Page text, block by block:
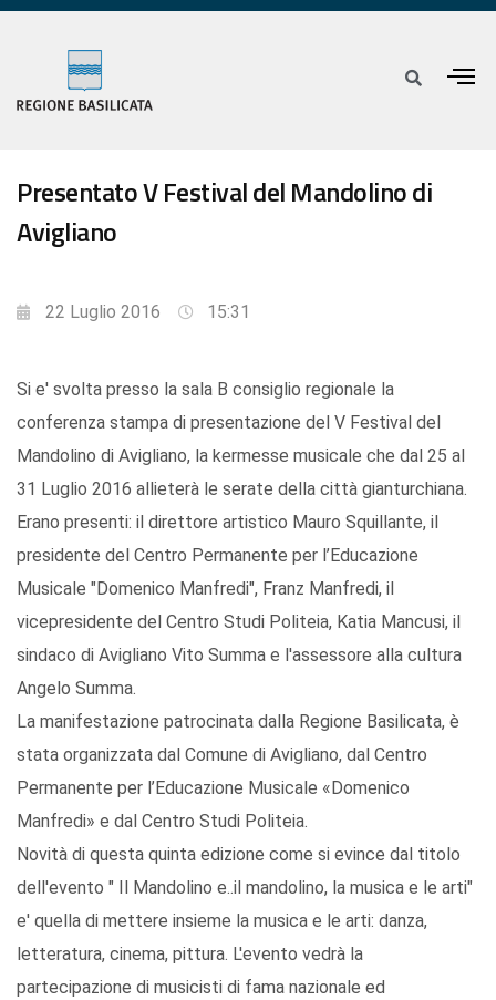
Presentato V Festival del Mandolino di
Avigliano
22 Luglio 2016 15:31
Si e' svolta presso la sala B consiglio regionale la
conferenza stampa di presentazione del V Festival del
Mandolino di Avigliano, la kermesse musicale che dal 25 al
31 Luglio 2016 allieterà le serate della città gianturchiana.
Erano presenti: il direttore artistico Mauro Squillante, il
presidente del Centro Permanente per l’Educazione
Musicale "Domenico Manfredi", Franz Manfredi, il
vicepresidente del Centro Studi Politeia, Katia Mancusi, il
sindaco di Avigliano Vito Summa e l'assessore alla cultura
Angelo Summa.
La manifestazione patrocinata dalla Regione Basilicata, è
stata organizzata dal Comune di Avigliano, dal Centro
Permanente per l’Educazione Musicale «Domenico
Manfredi» e dal Centro Studi Politeia.
Novità di questa quinta edizione come si evince dal titolo
dell'evento " Il Mandolino e..il mandolino, la musica e le arti"
e' quella di mettere insieme la musica e le arti: danza,
letteratura, cinema, pittura. L'evento vedrà la
partecipazione di musicisti di fama nazionale ed